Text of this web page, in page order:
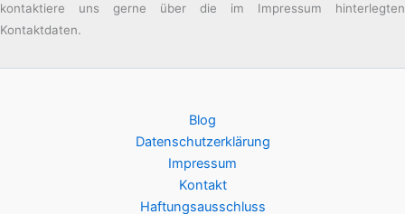
kontaktiere uns gerne über die im Impressum hinterlegten
Kontaktdaten.
Blog
Datenschutzerklärung
Impressum
Kontakt
Haftungsausschluss